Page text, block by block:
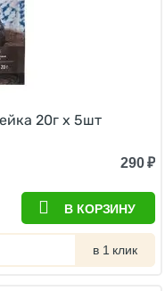
20г х 5шт
290₽
В КОРЗИНУ
в 1 клик